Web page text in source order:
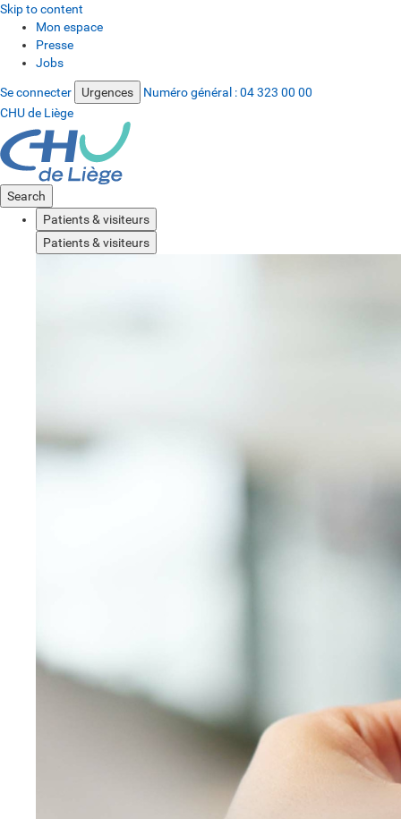
Skip to content
Mon espace
Presse
Jobs
Se connecter Urgences Numéro général :04 323 00 00
CHU de Liège
Search
Patients & visiteurs
Patients & visiteurs